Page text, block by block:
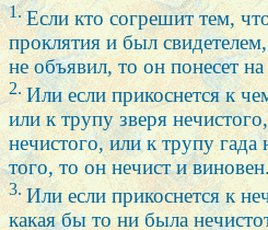
1.Если кто согрешит тем,
проклятия и был
не объявил, то он понесет на
2. Или если прикоснется к
или к трупу зверя
нечистого, или к трупу гада
того, то он нечист и
3.Или если прикоснется к
какая бы то ни была